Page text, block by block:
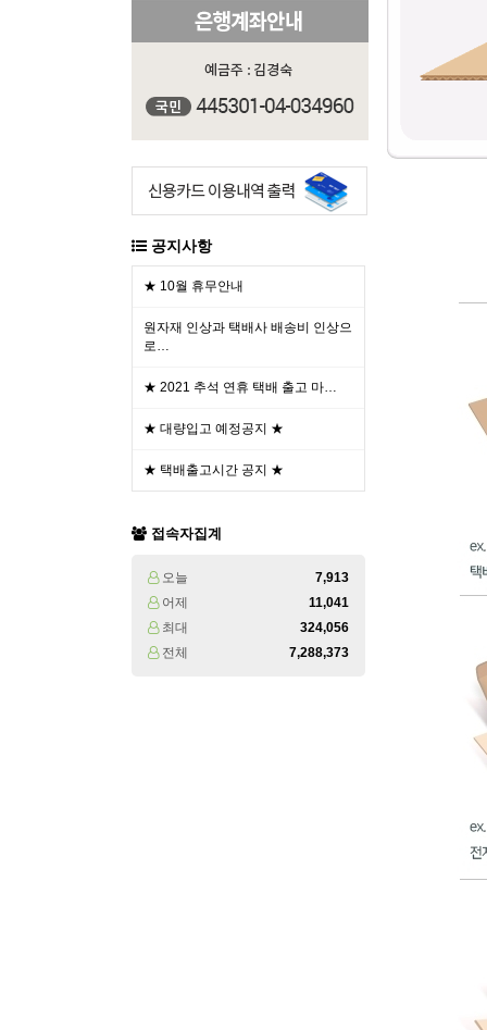
공지사항
★ 10월 휴무안내
원자재 인상과 택배사 배송비 인상으
로…
★ 2021 추석 연휴 택배 출고 마…
★ 대량입고 예정공지 ★
★ 택배출고시간 공지 ★
접속자집계
오늘
7,913
어제
11,041
최대
324,056
전체
7,288,373